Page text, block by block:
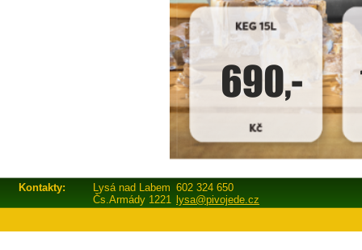
Kontakty: Lysá nad Labem 602 324 650
Čs.Armády 1221 lysa@pivojede.cz